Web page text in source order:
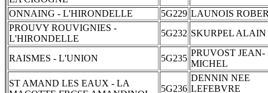
ONNAING - L'HIRONDELLE
5G229 LAUNOIS
PROUVY ROUVIGNIES -
L'HIRONDELLE
5G232 SKURPEL ALAIN
RAISMES - L'UNION 5G235
PRUVOST JEAN-
MICHEL
ST AMAND LES EAUX - LA
5G236
DENNIN NEE
LEFEBVRE